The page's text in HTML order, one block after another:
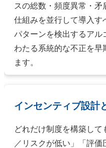
スの総数・頻度異常・矛
仕組みを並行して導入す
パターンを検出するアル
わたる系統的な不正を早
ます。
インセンティブ設計
どれだけ制度を構築し
／リスクが低い」「評